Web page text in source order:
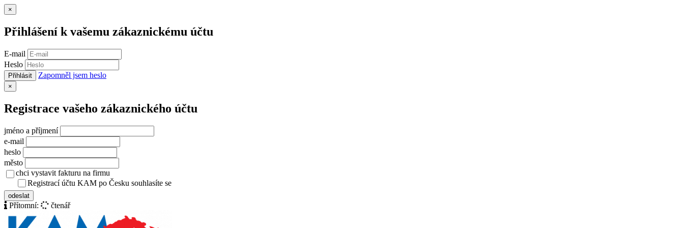
×
Přihlášení k vašemu zákaznickému účtu
E-mail
Heslo
Přihlásit Zapomněl jsem heslo
×
Registrace vašeho zákaznického účtu
jméno a příjmení
e-mail
heslo
město
chci vystavit fakturu na firmu
Registrací účtu KAM po Česku souhlasíte se
odeslat
Přítomní: čtenář